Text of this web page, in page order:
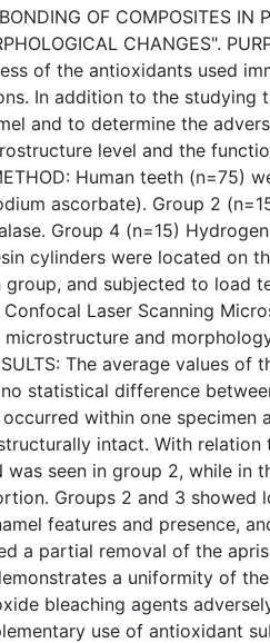
OF COMPOSITES IN
CHANGES".
of the antioxidants used
In addition to the studying
and to determine the
level and the
Human teeth (n=75)
ascorbate). Group 2
Group 4 (n=15) Hydrogen
cylinders were located on
and subjected to load
Laser Scanning
and
The average values of
statistical difference
within one specimen
intact. With relation
seen in group 2, while in
Groups 2 and 3 showed
features and presence,
a partial removal of the
a uniformity of
bleaching agents
use of antioxidant